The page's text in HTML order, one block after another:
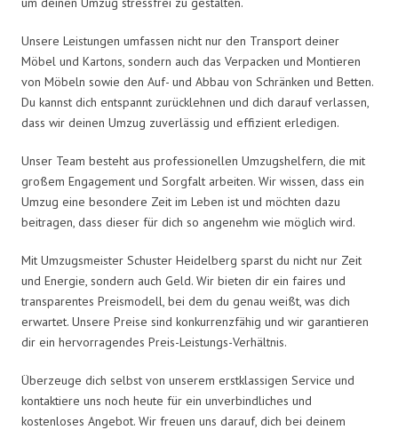
Unsere Leistungen umfassen nicht nur den Transport deiner
Möbel und Kartons, sondern auch das Verpacken und Montieren
von Möbeln sowie den Auf- und Abbau von Schränken und Betten.
Du kannst dich entspannt zurücklehnen und dich darauf verlassen,
dass wir deinen Umzug zuverlässig und effizient erledigen.
Unser Team besteht aus professionellen Umzugshelfern, die mit
großem Engagement und Sorgfalt arbeiten. Wir wissen, dass ein
Umzug eine besondere Zeit im Leben ist und möchten dazu
beitragen, dass dieser für dich so angenehm wie möglich wird.
Mit Umzugsmeister Schuster Heidelberg sparst du nicht nur Zeit
und Energie, sondern auch Geld. Wir bieten dir ein faires und
transparentes Preismodell, bei dem du genau weißt, was dich
erwartet. Unsere Preise sind konkurrenzfähig und wir garantieren
dir ein hervorragendes Preis-Leistungs-Verhältnis.
Überzeuge dich selbst von unserem erstklassigen Service und
kontaktiere uns noch heute für ein unverbindliches und
kostenloses Angebot. Wir freuen uns darauf, dich bei deinem